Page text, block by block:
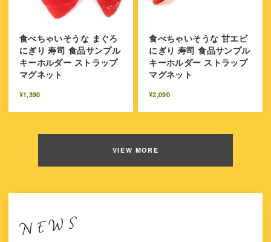
食べちゃいそうな まぐろ
にぎり 寿司 食品サンプル
キーホルダー ストラップ
マグネット
¥1,390
食べちゃいそうな 甘エビ
にぎり 寿司 食品サンプル
キーホルダー ストラップ
マグネット
¥2,090
VIEW MORE